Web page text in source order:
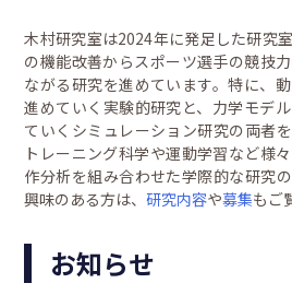
木村研究室は2024年に発足した研究
の機能改善からスポーツ選手の競技
ながる研究を進めています。特に、
進めていく実験的研究と、力学モデ
ていくシミュレーション研究の両者
トレーニング科学や運動学習など様
作分析を組み合わせた学際的な研究
興味のある方は、研究内容や募集もご
お知らせ